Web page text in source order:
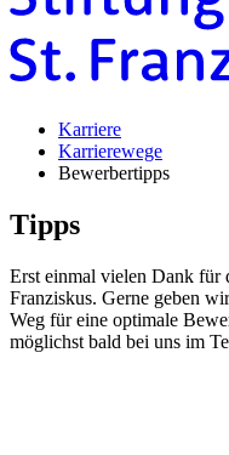
Karriere
Karrierewege
Bewerbertipps
Tipps
Erst einmal vielen Dank für
Franziskus. Gerne geben
Weg für eine optimale
möglichst bald bei uns im